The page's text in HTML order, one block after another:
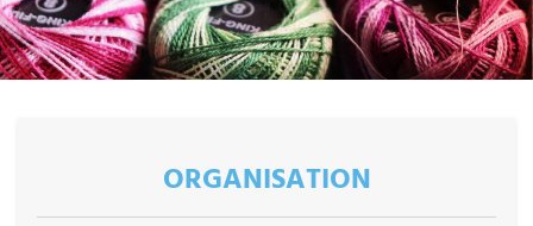
ORGANISATION